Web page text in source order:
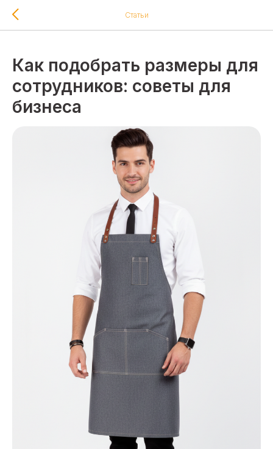
Статьи
Как подобрать размеры для
сотрудников: советы для
бизнеса